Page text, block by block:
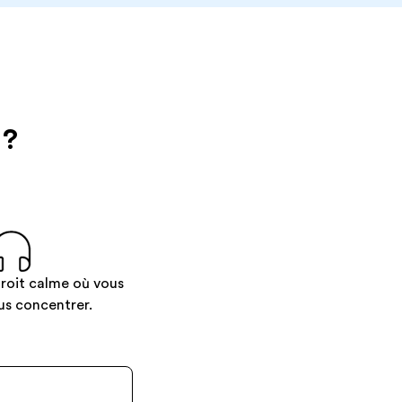
calme où vous
concentrer.